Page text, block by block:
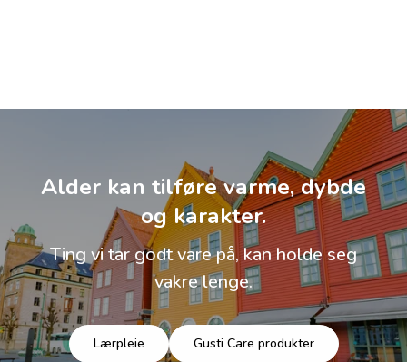
Alder kan tilføre varme, dybde
og karakter.
Ting vi tar godt vare på, kan holde seg
vakre lenge.
Lærpleie Gusti Care produkter